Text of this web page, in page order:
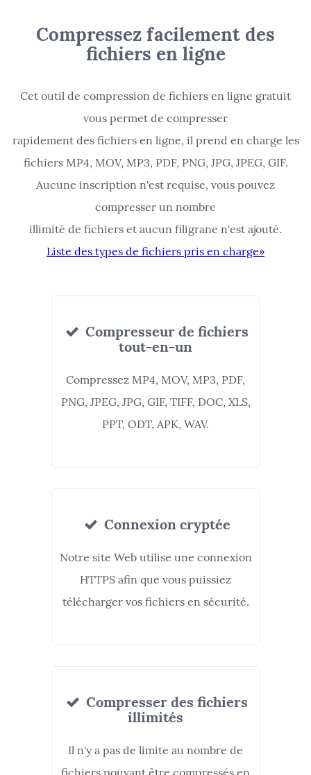
Compressez facilement des
fichiers en ligne
Cet outil de compression de fichiers en ligne gratuit
vous permet de compresser
rapidement des fichiers en ligne, il prend en charge les
fichiers MP4, MOV, MP3, PDF, PNG, JPG, JPEG, GIF.
Aucune inscription n'est requise, vous pouvez
compresser un nombre
illimité de fichiers et aucun filigrane n'est ajouté.
Liste des types de fichiers pris en charge»
Compresseur de fichiers
tout-en-un
Compressez MP4, MOV, MP3, PDF,
PNG, JPEG, JPG, GIF, TIFF, DOC, XLS,
PPT, ODT, APK, WAV.
Connexion cryptée
Notre site Web utilise une connexion
HTTPS afin que vous puissiez
télécharger vos fichiers en sécurité.
Compresser des fichiers
illimités
Il n'y a pas de limite au nombre de
fichiers pouvant être compressés en